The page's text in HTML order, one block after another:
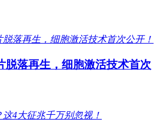
脱落再生，细胞激活技术首次